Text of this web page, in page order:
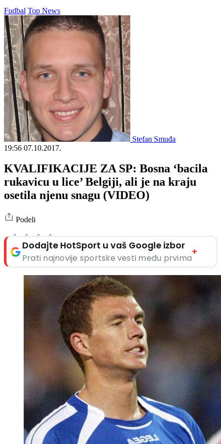
Fudbal Top News
Stefan Smuđa
19:56 07.10.2017.
KVALIFIKACIJE ZA SP: Bosna ‘bacila
rukavicu u lice’ Belgiji, ali je na kraju
osetila njenu snagu (VIDEO)
Podeli
Dodajte HotSport u vaš Google izbor
Prati najnovije sportske vesti među prvima
+